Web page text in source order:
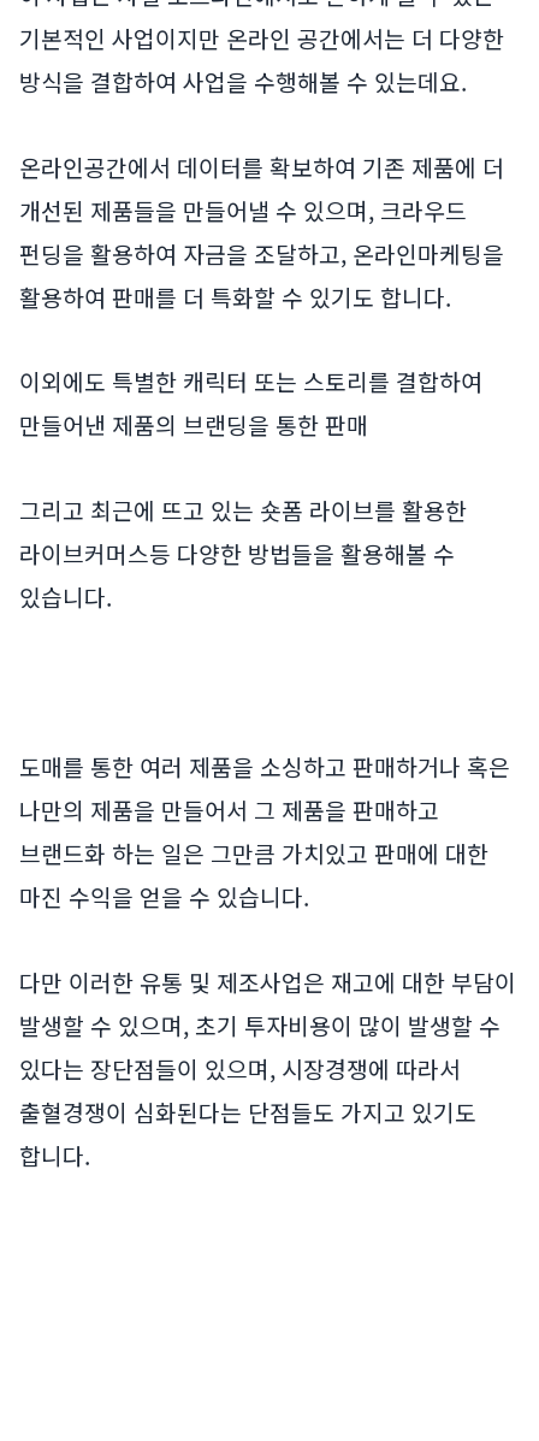
기본적인 사업이지만 온라인 공간에서는 더 다양한
방식을 결합하여 사업을 수행해볼 수 있는데요.
온라인공간에서 데이터를 확보하여 기존 제품에 더
개선된 제품들을 만들어낼 수 있으며, 크라우드
펀딩을 활용하여 자금을 조달하고, 온라인마케팅을
활용하여 판매를 더 특화할 수 있기도 합니다.
이외에도 특별한 캐릭터 또는 스토리를 결합하여
만들어낸 제품의 브랜딩을 통한 판매
그리고 최근에 뜨고 있는 숏폼 라이브를 활용한
라이브커머스등 다양한 방법들을 활용해볼 수
있습니다.
도매를 통한 여러 제품을 소싱하고 판매하거나 혹은
나만의 제품을 만들어서 그 제품을 판매하고
브랜드화 하는 일은 그만큼 가치있고 판매에 대한
마진 수익을 얻을 수 있습니다.
다만 이러한 유통 및 제조사업은 재고에 대한 부담이
발생할 수 있으며, 초기 투자비용이 많이 발생할 수
있다는 장단점들이 있으며, 시장경쟁에 따라서
출혈경쟁이 심화된다는 단점들도 가지고 있기도
합니다.